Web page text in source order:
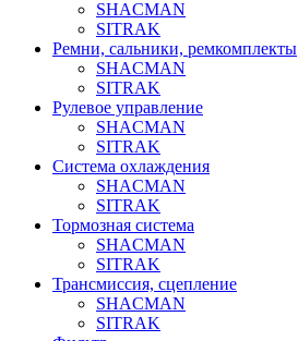
SHACMAN
SITRAK
Ремни, сальники, ремкомплекты
SHACMAN
SITRAK
Рулевое управление
SHACMAN
SITRAK
Система охлаждения
SHACMAN
SITRAK
Тормозная система
SHACMAN
SITRAK
Трансмиссия, сцепление
SHACMAN
SITRAK